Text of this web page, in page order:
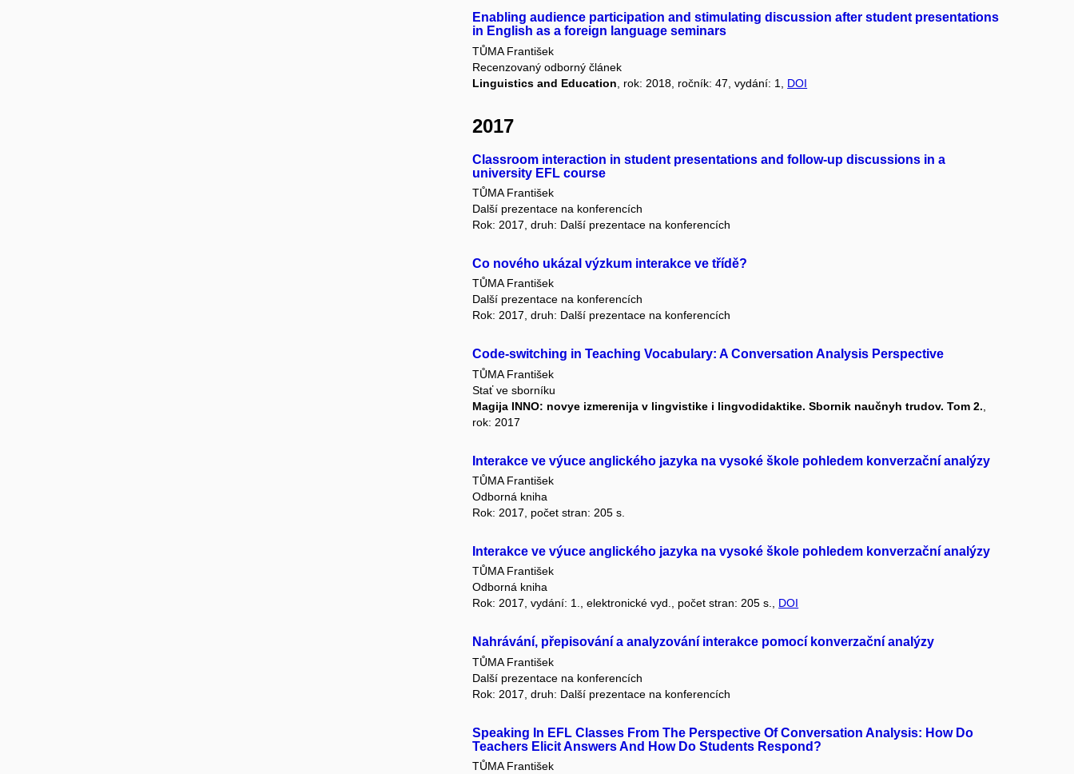
Enabling audience participation and stimulating discussion after student presentations
in English as a foreign language seminars
TŮMA František
Recenzovaný odborný článek
Linguistics and Education , rok: 2018, ročník: 47, vydání: 1, DOI
2017
Classroom interaction in student presentations and follow-up discussions in a
university EFL course
TŮMA František
Další prezentace na konferencích
Rok: 2017, druh: Další prezentace na konferencích
Co nového ukázal výzkum interakce ve třídě?
TŮMA František
Další prezentace na konferencích
Rok: 2017, druh: Další prezentace na konferencích
Code-switching in Teaching Vocabulary: A Conversation Analysis Perspective
TŮMA František
Stať ve sborníku
Magija INNO: novye izmerenija v lingvistike i lingvodidaktike. Sbornik naučnyh trudov. Tom 2.
rok: 2017
Interakce ve výuce anglického jazyka na vysoké škole pohledem konverzační analýzy
TŮMA František
Odborná kniha
Rok: 2017, počet stran: 205 s.
Interakce ve výuce anglického jazyka na vysoké škole pohledem konverzační analýzy
TŮMA František
Odborná kniha
Rok: 2017, vydání: 1., elektronické vyd., počet stran: 205 s., DOI
Nahrávání, přepisování a analyzování interakce pomocí konverzační analýzy
TŮMA František
Další prezentace na konferencích
Rok: 2017, druh: Další prezentace na konferencích
Speaking In EFL Classes From The Perspective Of Conversation Analysis: How Do
Teachers Elicit Answers And How Do Students Respond?
TŮMA František